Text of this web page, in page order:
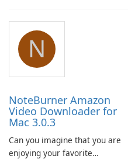
N
NoteBurner Amazon
Video Downloader for
Mac 3.0.3
Can you imagine that you are
enjoying your favorite